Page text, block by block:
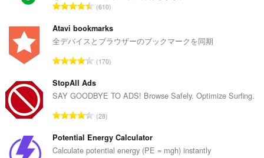
評
の
総
：
610
Atavi bookmarks
全デバイスとブラウザーのブックマークを同期
評
の
総
：
170
StopAll Ads
SAY GOODBYE TO ADS! Browse Safely. Optimize Surfing.
評
の
総
28
Potential Energy Calculator
Calculate potential energy (PE = mgh) instantly